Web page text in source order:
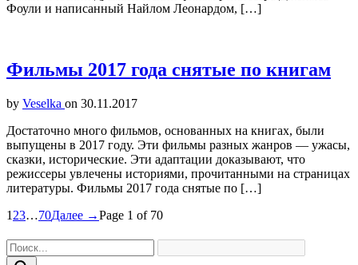
Фоули и написанный Найлом Леонардом, […]
Фильмы 2017 года снятые по книгам
by Veselka on 30.11.2017
Достаточно много фильмов, основанных на книгах, были
выпущены в 2017 году. Эти фильмы разных жанров — ужасы,
сказки, исторические. Эти адаптации доказывают, что
режиссеры увлечены историями, прочитанными на страницах
литературы. Фильмы 2017 года снятые по […]
1 23…70Далее →Page 1 of 70